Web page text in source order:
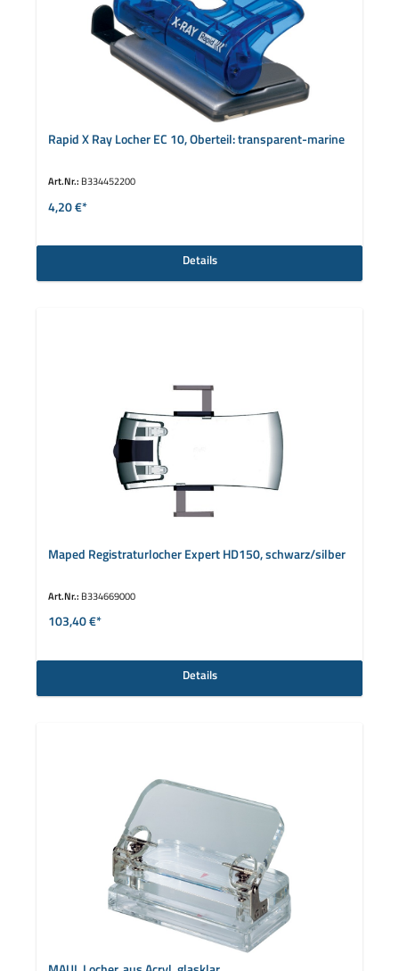
Rapid X Ray Locher EC 10, Oberteil: transparent-marine
Art.Nr.: B334452200
4,20 €*
Details
Maped Registraturlocher Expert HD150, schwarz/silber
Art.Nr.: B334669000
103,40 €*
Details